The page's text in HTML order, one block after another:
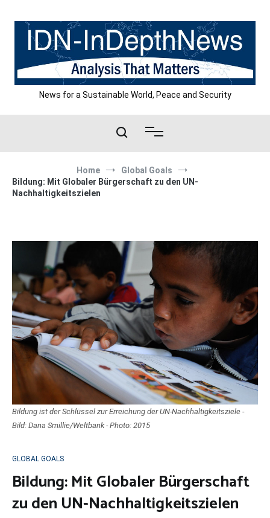
content
News for a Sustainable World, Peace and Security
Home
Global Goals
Bildung: Mit Globaler Bürgerschaft zu den UN-
Nachhaltigkeitszielen
Bildung ist der Schlüssel zur Erreichung der UN-Nachhaltigkeitsziele -
Bild: Dana Smillie/Weltbank - Photo: 2015
GLOBAL GOALS
Bildung: Mit Globaler Bürgerschaft
zu den UN-Nachhaltigkeitszielen